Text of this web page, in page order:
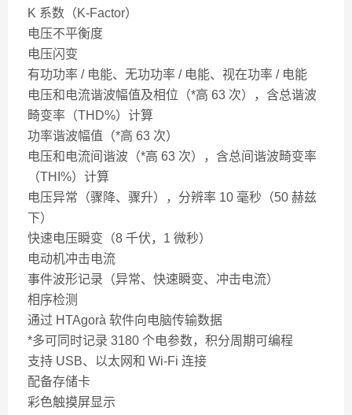
K 系数（K-Factor）
电压不平衡度
电压闪变
有功功率 / 电能、无功功率 / 电能、视在功率 / 电能
电压和电流谐波幅值及相位（*高 63 次），含总谐波
畸变率（THD%）计算
功率谐波幅值（*高 63 次）
电压和电流间谐波（*高 63 次），含总间谐波畸变率
（THI%）计算
电压异常（骤降、骤升），分辨率 10 毫秒（50 赫兹
下）
快速电压瞬变（8 千伏，1 微秒）
电动机冲击电流
事件波形记录（异常、快速瞬变、冲击电流）
相序检测
通过 HTAgorà 软件向电脑传输数据
*多可同时记录 3180 个电参数，积分周期可编程
支持 USB、以太网和 Wi-Fi 连接
配备存储卡
彩色触摸屏显示